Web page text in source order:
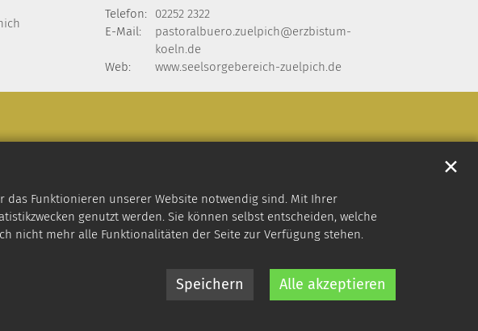
das Funktionieren unserer Website notwendig sind. Mit Ihrer
genutzt werden. Sie können selbst entscheiden, welche
nicht mehr alle Funktionalitäten der Seite zur Verfügung stehen.
Speichern Alle akzeptieren
✕
Telefon:
02252 2322
E-Mail:
pastoralbuero.zuelpich@erzbistum-
koeln.de
Web:
www.seelsorgebereich-zuelpich.de